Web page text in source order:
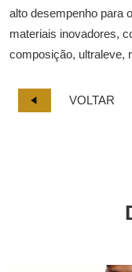
alto desempenho para
materiais inovadores,
composição, ultraleve,
VOLTAR